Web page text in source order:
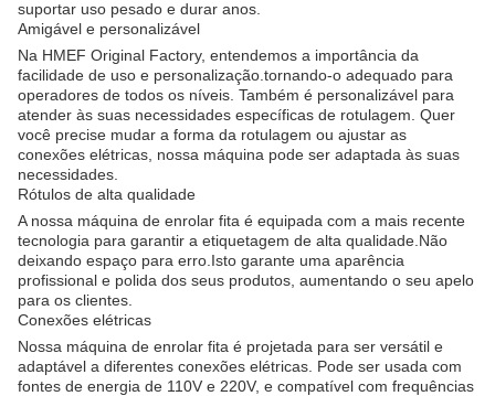
suportar uso pesado e durar anos.
Amigável e personalizável
Na HMEF Original Factory, entendemos a importância da
facilidade de uso e personalização.tornando-o adequado para
operadores de todos os níveis. Também é personalizável para
atender às suas necessidades específicas de rotulagem. Quer
você precise mudar a forma da rotulagem ou ajustar as
conexões elétricas, nossa máquina pode ser adaptada às suas
necessidades.
Rótulos de alta qualidade
A nossa máquina de enrolar fita é equipada com a mais recente
tecnologia para garantir a etiquetagem de alta qualidade.Não
deixando espaço para erro.Isto garante uma aparência
profissional e polida dos seus produtos, aumentando o seu apelo
para os clientes.
Conexões elétricas
Nossa máquina de enrolar fita é projetada para ser versátil e
adaptável a diferentes conexões elétricas. Pode ser usada com
fontes de energia de 110V e 220V, e compatível com frequências